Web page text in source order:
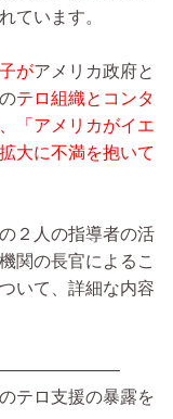
ています。
がアメリカ政府と
テロ組織とコンタ
「アメリカがイエ
大に不満を抱いて
２人の指導者の活
関の長官によるこ
いて、詳細な内容
テロ支援の暴露を